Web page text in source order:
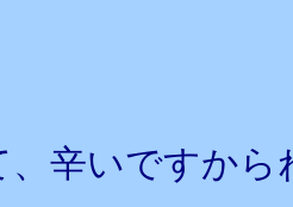
、辛いですから